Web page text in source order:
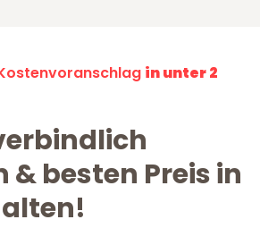
in unter 2
besten Preis in